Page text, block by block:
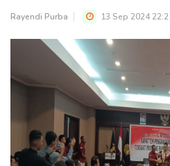
Rayendi Purba 13 Sep 2024